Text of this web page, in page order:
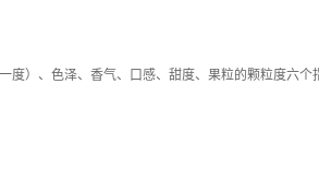
）、色泽、香气、口感、甜度、果粒的颗粒度六